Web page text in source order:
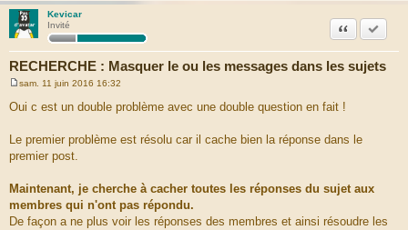
Kevicar
Invité
RECHERCHE : Masquer le ou les messages dans les sujets
Citation
e
s
a
g
e
sam. 11 juin 2016 16:32
Oui c est un double problème avec une double question en fait !
Le premier problème est résolu car il cache bien la réponse dans le
premier post.
Maintenant, je cherche à cacher toutes les réponses du sujet aux
membres qui n'ont pas répondu.
De façon a ne plus voir les réponses des membres et ainsi résoudre les